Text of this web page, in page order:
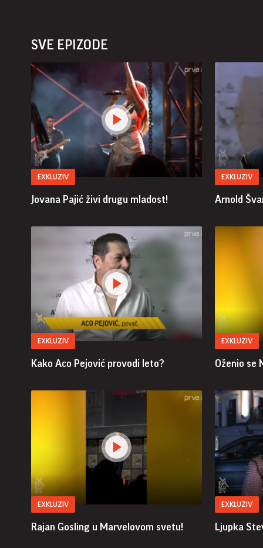
SVE EPIZODE
EXKLUZIV
Jovana Pajić živi drugu mladost!
EXKLUZIV
Arnold
EXKLUZIV
Kako Aco Pejović provodi leto?
EXKLUZIV
Oženio se
EXKLUZIV
Rajan Gosling u Marvelovom svetu!
EXKLUZIV
Ljupka